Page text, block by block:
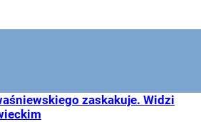
zaskakuje. Widzi